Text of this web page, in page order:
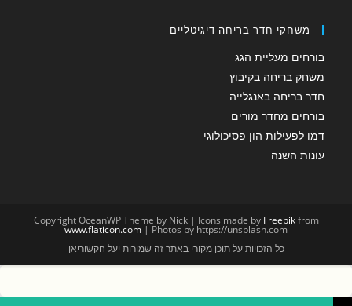
משחקי חדר בריחה דיגיטליים
בורחים מעליית הגג
משחק בריחה בקיבוץ
חדר בריחה באנגלייה
בורחים מחדר מורים
דמו לפעילות הון פסיכולוגי
עונות השנה
Copyright OceanWP Theme by Nick | Icons made by Freepikfrom
www.flaticon.com | Photos by https://unsplash.com
כל הזכויות על תוכן מקורי באתר זה שמורות יעל חקשוריאן